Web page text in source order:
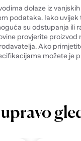
dolaze iz
podataka. Iako
su odstupanja ili
provjerite proizvod
Ako
možete je